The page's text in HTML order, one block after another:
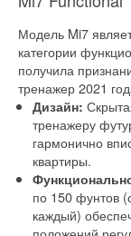
Модель Mi7
категории
получила
тренажер 2021
Дизайн:
тренажеру
гармонично
квартиры.
по 150 фунтов
каждый)